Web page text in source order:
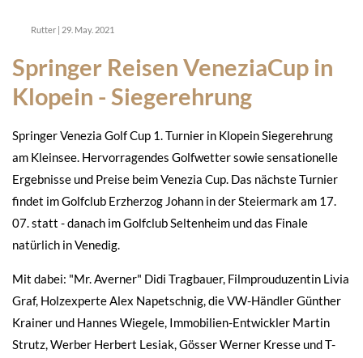
Rutter | 29. May. 2021
Springer Reisen VeneziaCup in
Klopein - Siegerehrung
Springer Venezia Golf Cup 1. Turnier in Klopein Siegerehrung
am Kleinsee. Hervorragendes Golfwetter sowie sensationelle
Ergebnisse und Preise beim Venezia Cup. Das nächste Turnier
findet im Golfclub Erzherzog Johann in der Steiermark am 17.
07. statt - danach im Golfclub Seltenheim und das Finale
natürlich in Venedig.
Mit dabei: "Mr. Averner" Didi Tragbauer, Filmprouduzentin Livia
Graf, Holzexperte Alex Napetschnig, die VW-Händler Günther
Krainer und Hannes Wiegele, Immobilien-Entwickler Martin
Strutz, Werber Herbert Lesiak, Gösser Werner Kresse und T-